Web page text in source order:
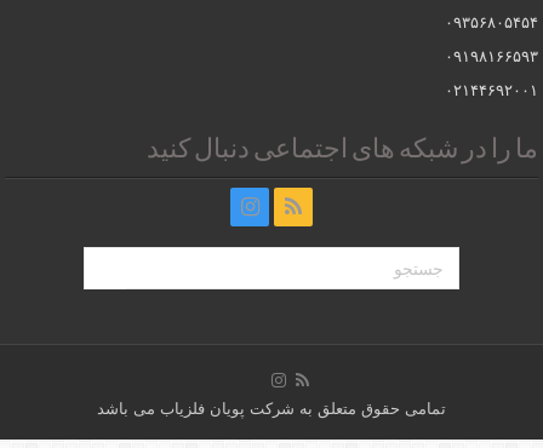
۰۹۳۵۶۸۰۵۴۵۴
۰۹۱۹۸۱۶۶۵۹۳
۰۲۱۴۴۶۹۲۰۰۱
ما را در شبکه های اجتماعی دنبال کنید
تمامی حقوق متعلق به شرکت پویان فلزیاب می باشد